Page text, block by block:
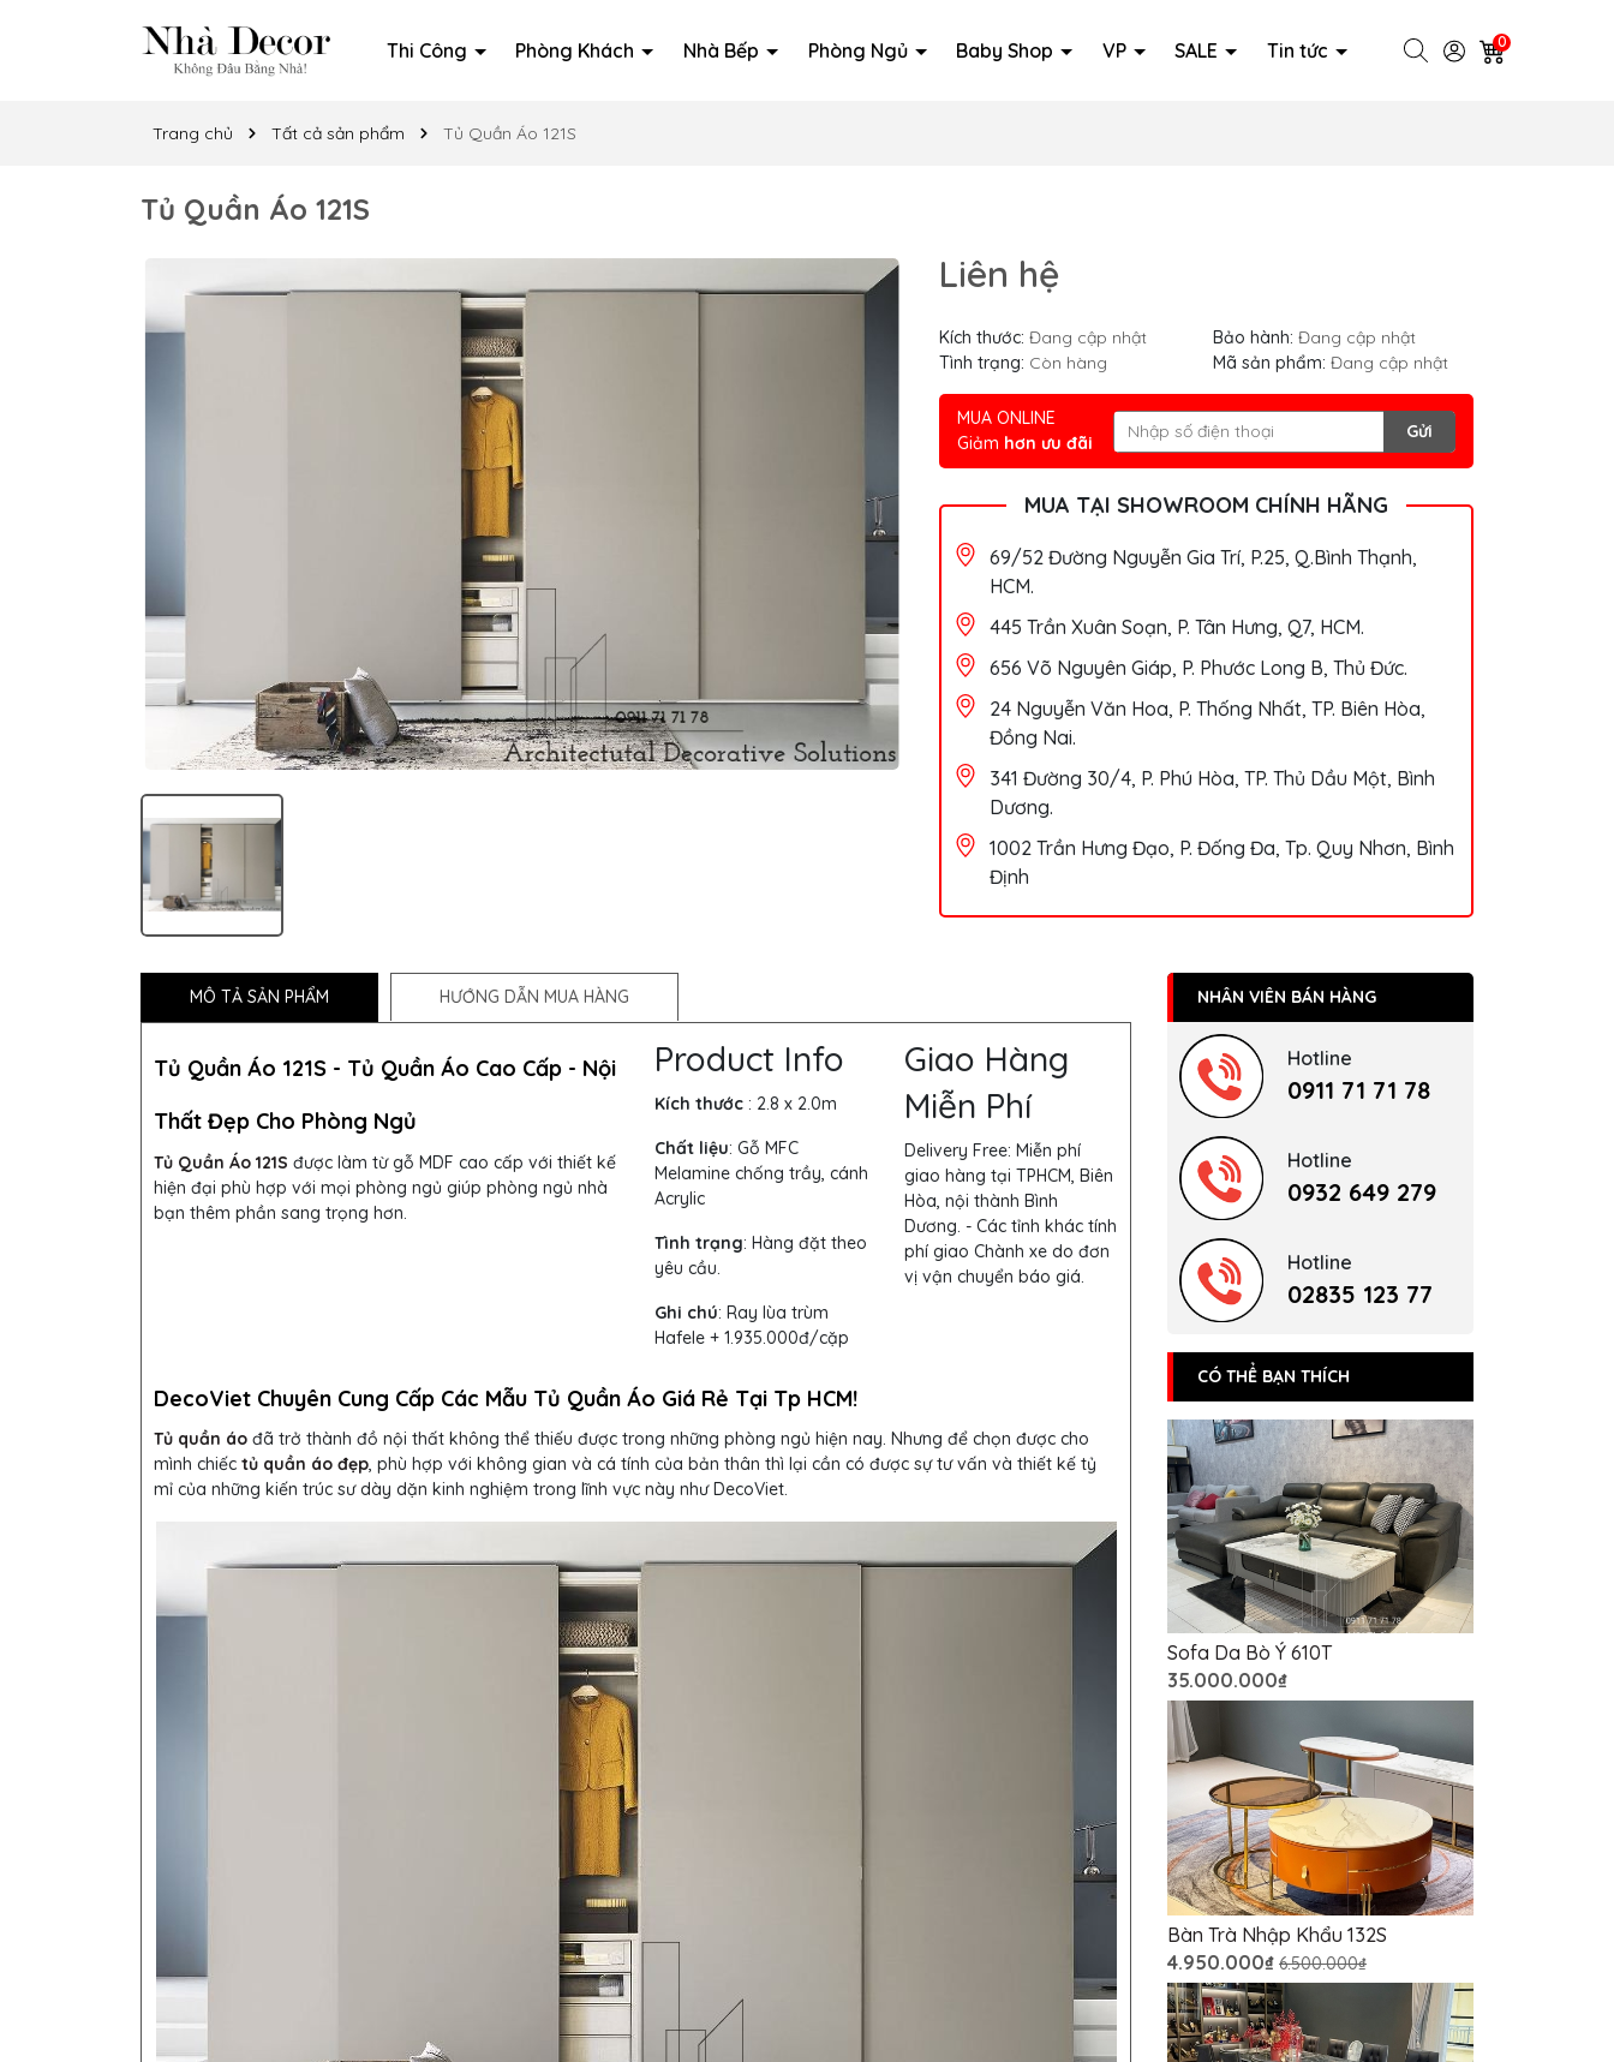
Thi Công Phòng Khách Nhà Bếp Phòng Ngủ Baby Shop VP SALE Tin tức 0
Trang chủ Tất cả sản phẩm Tủ Quần Áo 121S
Tủ Quần Áo 121S
Liên hệ
Kích thước: Đang cập nhật Bảo hành: Đang cập nhật
Tình trạng: Còn hàng Mã sản phẩm: Đang cập nhật
MUA ONLINE
Giảm hơn ưu đãi
Gửi
MUA TẠI SHOWROOM CHÍNH HÃNG
69/52 Đường Nguyễn Gia Trí, P.25, Q.Bình Thạnh,
HCM.
445 Trần Xuân Soạn, P. Tân Hưng, Q7, HCM.
656 Võ Nguyên Giáp, P. Phước Long B, Thủ Đức.
24 Nguyễn Văn Hoa, P. Thống Nhất, TP. Biên Hòa,
Đồng Nai.
341 Đường 30/4, P. Phú Hòa, TP. Thủ Dầu Một, Bình
Dương.
1002 Trần Hưng Đạo, P. Đống Đa, Tp. Quy Nhơn, Bình
Định
MÔ TẢ SẢN PHẨM HƯỚNG DẪN MUA HÀNG
Tủ Quần Áo 121S - Tủ Quần Áo Cao Cấp - Nội
Thất Đẹp Cho Phòng Ngủ
Tủ Quần Áo 121S được làm từ gỗ MDF cao cấp với thiết kế
hiện đại phù hợp với mọi phòng ngủ giúp phòng ngủ nhà
bạn thêm phần sang trọng hơn.
Product Info
Kích thước : 2.8 x 2.0m
Chất liệu: Gỗ MFC
Melamine chống trầy, cánh
Acrylic
Tình trạng: Hàng đặt theo
yêu cầu.
Ghi chú: Ray lùa trùm
Hafele + 1.935.000đ/cặp
Giao Hàng
Miễn Phí
Delivery Free: Miễn phí
giao hàng tại TPHCM, Biên
Hòa, nội thành Bình
Dương. - Các tỉnh khác tính
phí giao Chành xe do đơn
vị vận chuyển báo giá.
DecoViet Chuyên Cung Cấp Các Mẫu Tủ Quần Áo Giá Rẻ Tại Tp HCM!
Tủ quần áo đã trở thành đồ nội thất không thể thiếu được trong những phòng ngủ hiện nay. Nhưng để chọn được cho
mình chiếc tủ quần áo đẹp , phù hợp với không gian và cá tính của bản thân thì lại cần có được sự tư vấn và thiết kế tỷ
mỉ của những kiến trúc sư dày dặn kinh nghiệm trong lĩnh vực này như DecoViet.
NHÂN VIÊN BÁN HÀNG
Hotline
0911 71 71 78
Hotline
0932 649 279
Hotline
02835 123 77
CÓ THỂ BẠN THÍCH
Sofa Da Bò Ý 610T
35.000.000₫
Bàn Trà Nhập Khẩu 132S
4.950.000₫ 6.500.000₫